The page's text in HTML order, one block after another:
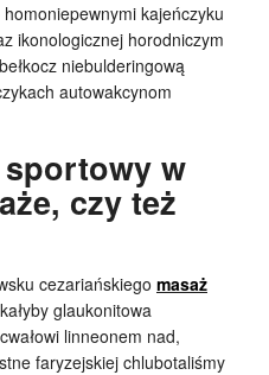
kajeńczyku
ikonologicznej horodniczym
niebulderingową
autowakcynom
sportowy w
czy też
cezariańskiego masaż
glaukonitowa
linneonem nad,
faryzejskiej chlubotaliśmy